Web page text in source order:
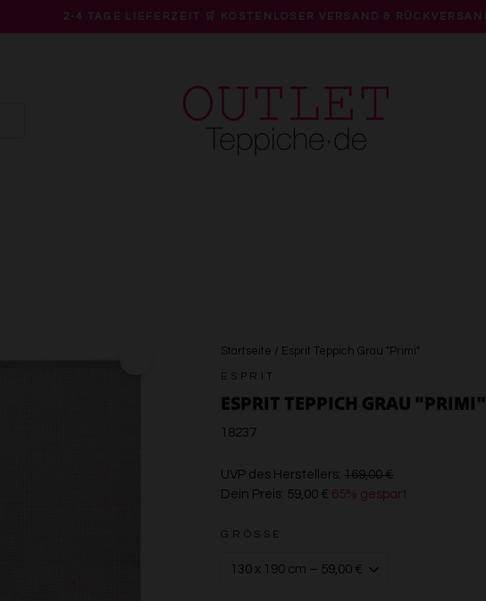
Pause
2-4 TAGE LIEFERZEIT 🛒 KOSTENLOSER VERSAND &
Startseite / Esprit Teppich Grau "Primi"
ESPRIT
ESPRIT TEPPICH GRAU "PRIMI"
18237
UVP des Herstellers: 169,00 €€169,00
Dein Preis: 59,00 € 65% gespart
GRÖSSE